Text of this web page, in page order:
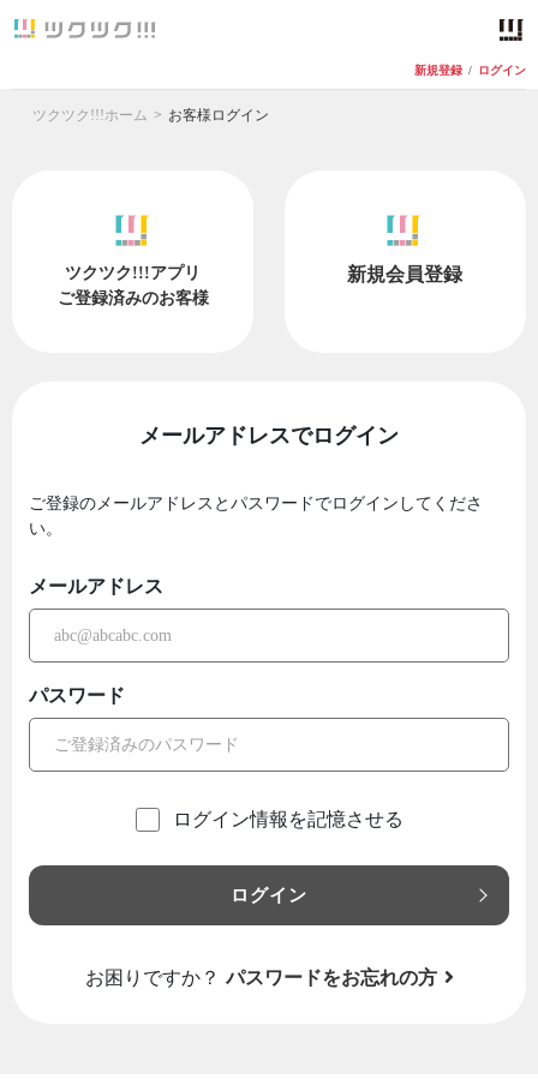
新規登録 / ログイン
ツクツク!!!ホーム お客様ログイン
ツクツク!!!アプリ
ご登録済みのお客様
新規会員登録
メールアドレスでログイン
ご登録のメールアドレスとパスワードでログインしてくださ
い。
メールアドレス
パスワード
ログイン情報を記憶させる
ログイン
お困りですか？ パスワードをお忘れの方